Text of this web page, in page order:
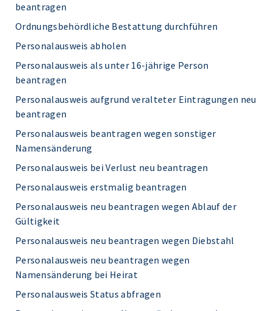
beantragen
Ordnungsbehördliche Bestattung durchführen
Personalausweis abholen
Personalausweis als unter 16-jährige Person
beantragen
Personalausweis aufgrund veralteter Eintragungen neu
beantragen
Personalausweis beantragen wegen sonstiger
Namensänderung
Personalausweis bei Verlust neu beantragen
Personalausweis erstmalig beantragen
Personalausweis neu beantragen wegen Ablauf der
Gültigkeit
Personalausweis neu beantragen wegen Diebstahl
Personalausweis neu beantragen wegen
Namensänderung bei Heirat
Personalausweis Status abfragen